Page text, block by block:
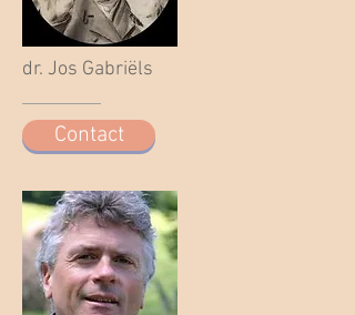
dr. Jos Gabriëls
Contact